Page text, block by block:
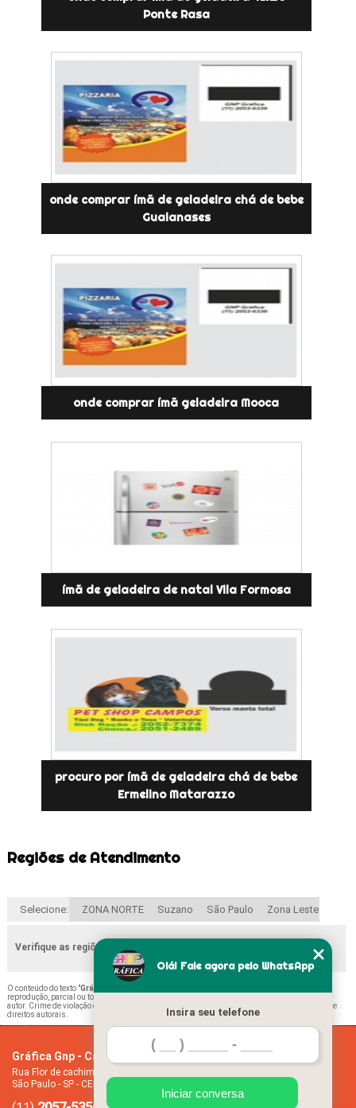
Ponte Rasa
onde comprar ímã de geladeira chá de bebe
Guaianases
onde comprar ímã geladeira Mooca
ímã de geladeira de natal Vila Formosa
procuro por ímã de geladeira chá de bebe
Ermelino Matarazzo
Regiões de Atendimento
Selecione: ZONA NORTE Suzano São Paulo Zona Leste
Verifique as regiões que atendemos
O conteúdo do texto "Gráfica ímã de Geladeira Vila Formosa
reprodução, parcial ou total, mesmo citando nossos links, é proibida sem a autorização do
autor. Crime de violação de direito autoral – artigo 184 do Código Penal –
Lei 9610/98 - Lei de
direitos autorais
Gráfica Gnp - Cartão de visita
Rua Flor de cachimbo, 274 - Jardim Santana
São Paulo - SP - CEP: 08050-040
Empresa
Missão
Olá! Fale agora pelo WhatsApp
Insira seu telefone
Iniciar conversa